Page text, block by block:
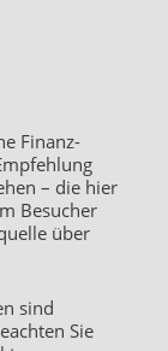
Finanz-
– die hier
Besucher
über
sind
Sie